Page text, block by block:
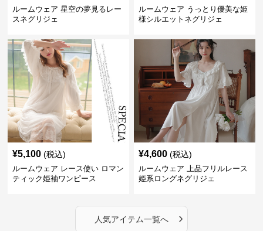
ルームウェア 星空の夢見るレー
スネグリジェ
ルームウェア うっとり優美な姫
様シルエットネグリジェ
¥5,100 (税込)
ルームウェア レース使い ロマン
ティック姫袖ワンピース
¥4,600 (税込)
ルームウェア 上品フリルレース
姫系ロングネグリジェ
人気アイテム一覧へ ›